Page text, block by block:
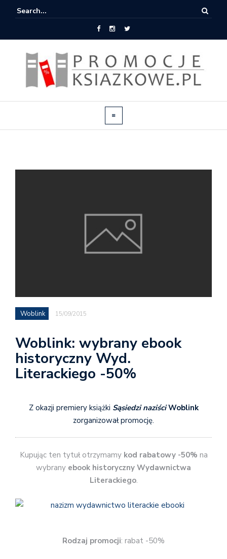
Woblink 15/09/2015
Woblink: wybrany ebook
historyczny Wyd.
Literackiego -50%
Z okazji premiery książki Sąsiedzi naziści Woblink
zorganizował promocję.
Kupując ten tytuł otrzymamy kod rabatowy -50% na
wybrany ebook historyczny Wydawnictwa
Literackiego.
Rodzaj promocji: rabat -50%